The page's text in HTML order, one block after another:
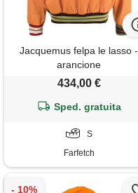
Jacquemus felpa le lasso -
arancione
434,00 €
Sped. gratuita
S
Farfetch